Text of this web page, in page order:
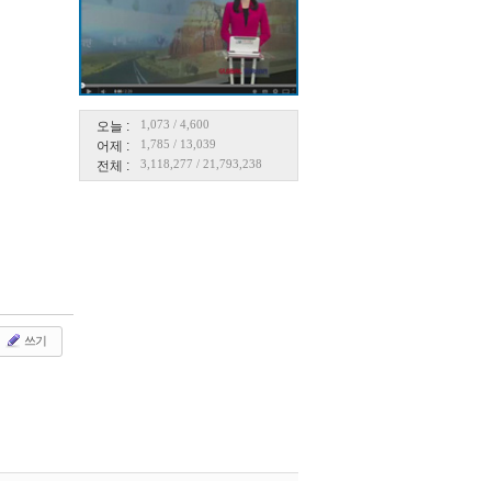
오늘 : 1,073 / 4,600
어제 : 1,785 / 13,039
전체 : 3,118,277 / 21,793,238
쓰기